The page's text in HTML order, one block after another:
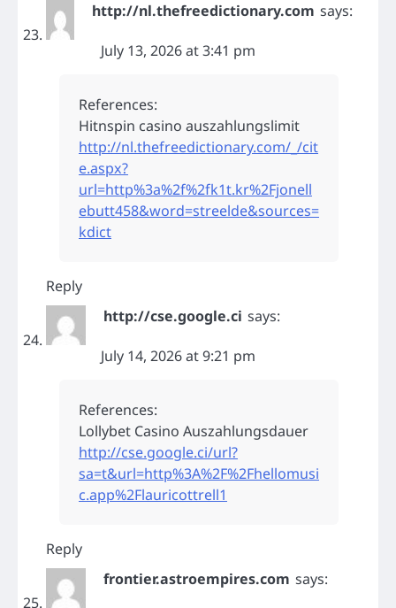
http://nl.thefreedictionary.com says:
July 13, 2026 at 3:41 pm
References:
Hitnspin casino auszahlungslimit
http://nl.thefreedictionary.com/_/cit
e.aspx?
url=http%3a%2f%2fk1t.kr%2Fjonell
ebutt458&word=streelde&sources=
kdict
Reply
http://cse.google.ci says:
July 14, 2026 at 9:21 pm
References:
Lollybet Casino Auszahlungsdauer
http://cse.google.ci/url?
sa=t&url=http%3A%2F%2Fhellomusi
c.app%2Flauricottrell1
Reply
frontier.astroempires.com says: